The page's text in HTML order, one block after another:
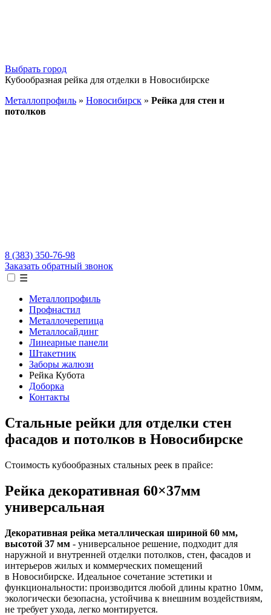
Выбрать город
Кубообразная рейка для отделки в Новосибирске
Металлопрофиль » Новосибирск » Рейка для стен и
потолков
8 (383) 350-76-98
Заказать обратный звонок
☰
Металлопрофиль
Профнастил
Металлочерепица
Металлосайдинг
Линеарные панели
Штакетник
Заборы жалюзи
Рейка Кубота
Доборка
Контакты
Стальные рейки для отделки стен
фасадов и потолков в Новосибирске
Стоимость кубообразных стальных реек в прайсе:
Рейка декоративная 60×37мм
универсальная
Декоративная рейка металлическая шириной 60 мм,
высотой 37 мм - универсальное решение, подходит для
наружной и внутренней отделки потолков, стен, фасадов и
интерьеров жилых и коммерческих помещений
в Новосибирске. Идеальное сочетание эстетики и
функциональности: производится любой длины кратно 10мм,
экологически безопасна, устойчива к внешним воздействиям,
не требует ухода, легко монтируется.